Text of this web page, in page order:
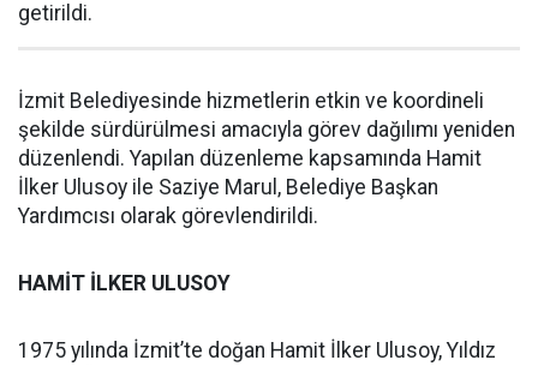
getirildi.
İzmit Belediyesinde hizmetlerin etkin ve koordineli
şekilde sürdürülmesi amacıyla görev dağılımı yeniden
düzenlendi. Yapılan düzenleme kapsamında Hamit
İlker Ulusoy ile Saziye Marul, Belediye Başkan
Yardımcısı olarak görevlendirildi.
HAMİT İLKER ULUSOY
1975 yılında İzmit’te doğan Hamit İlker Ulusoy, Yıldız